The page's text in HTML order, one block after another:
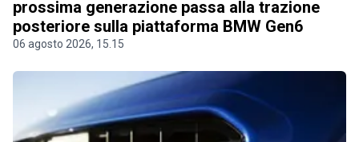
prossima generazione passa alla trazione
posteriore sulla piattaforma BMW Gen6
06 agosto 2026, 15.15